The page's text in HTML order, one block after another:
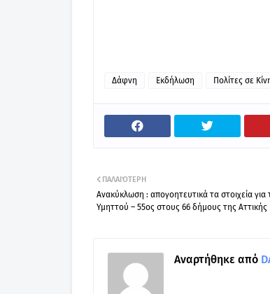
Δάφνη Εκδήλωση Πολίτες σε
ΠΑΛΑΙΌΤΕΡΗ
Ανακύκλωση : απογοητευτικά τα στοιχεία
Υμηττού – 55ος στους 66 δήμους της Αττικής
Αναρτήθηκε από